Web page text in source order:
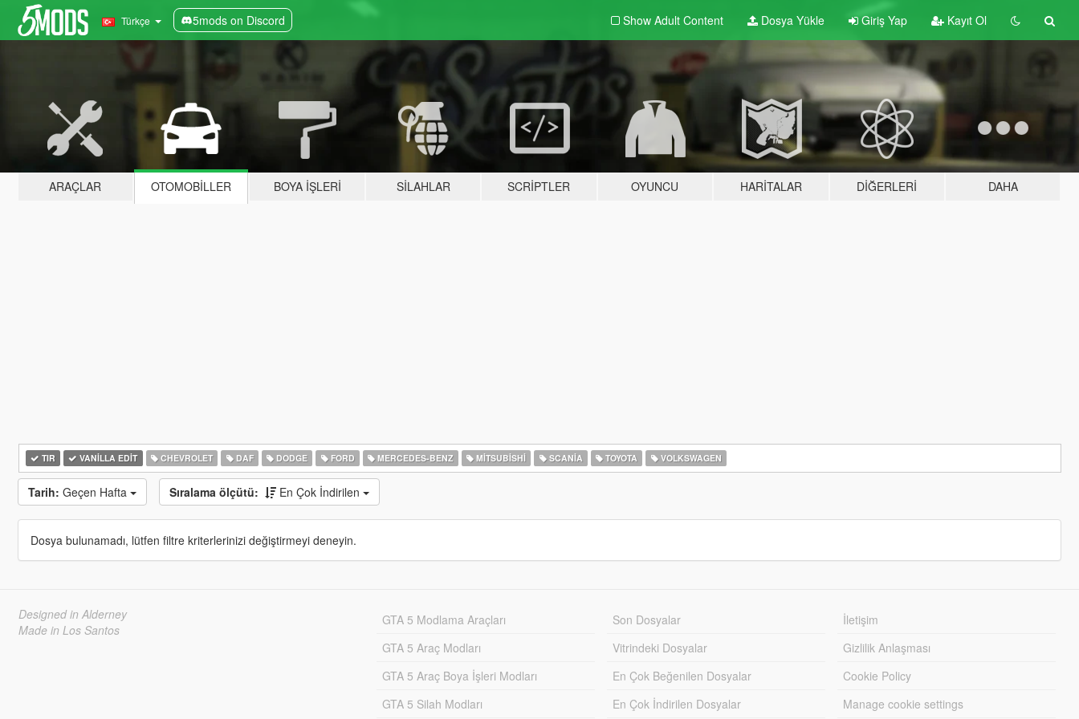
Türkçe 5mods on Discord Show Adult Content Dosya Yükle Giriş Yap Kayıt Ol
ARAÇLAR OTOMOBILLER BOYA İŞLERI SILAHLAR SCRIPTLER OYUNCU HARITALAR DIĞERLERI DAHA
TIR VANILLA EDIT CHEVROLET DAF DODGE FORD MERCEDES-BENZ MITSUBISHI SCANIA TOYOTA VOLKSWAGEN
Tarih: Geçen Hafta Sıralama ölçütü: En Çok İndirilen
Dosya bulunamadı, lütfen filtre kriterlerinizi değiştirmeyi deneyin.
Designed in Alderney
Made in Los Santos
GTA 5 Modlama Araçları
GTA 5 Araç Modları
GTA 5 Araç Boya İşleri Modları
GTA 5 Silah Modları
Son Dosyalar
Vitrindeki Dosyalar
En Çok Beğenilen Dosyalar
En Çok İndirilen Dosyalar
İletişim
Gizlilik Anlaşması
Cookie Policy
Manage cookie settings